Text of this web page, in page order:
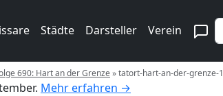
Städte Darsteller Verein
690: Hart an der Grenze»tatort-hart-an-der-grenze-1
Mehr erfahren →